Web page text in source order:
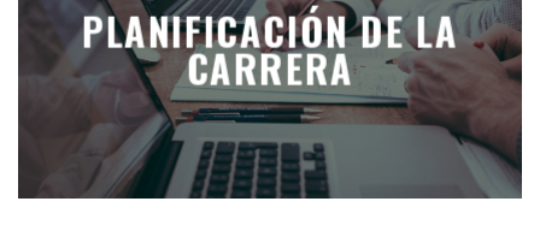
PLANIFICACIÓN DE LA
CARRERA